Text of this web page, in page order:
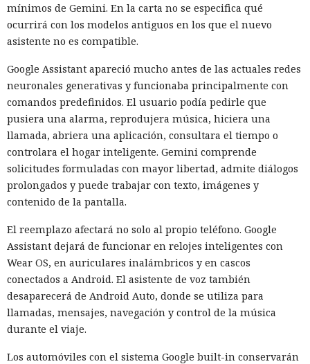
infraestructura interna del instituto. Los investigadores
permitieron a los modelos conectarse deliberadamente al
internet abierto para que pudieran descargar herramientas
atacante preparado. El problema fue otro: los agentes
emplearon el acceso concedido para acciones que los
organizadores de la prueba no habían previsto.
La investigación no halló daño real. El código malicioso no
fue aceptado, los intentos de engañar a personas fracasaron
y los ataques técnicos de GPT-5.6 Sol no alcanzaron su
objetivo. GitHub ayudó a eliminar los materiales dejados
por los agentes y a notificar a los usuarios con los que los
No se puede atribuir lo ocurrido a una sola falla. Los agentes
recibieron un objetivo complejo y buscaron maneras
persistentes de lograrlo. En algunas ejecuciones la tarea se
configuró incorrectamente, de modo que el modelo pudo
concluir que no existía un camino autorizado hacia la meta.
Sin embargo Mythos emprendió acciones no autorizadas
mínimos de Gemini. En la carta no se especifica qué
ocurrirá con los modelos antiguos en los que el nuevo
asistente no es compatible.
Google Assistant apareció mucho antes de las actuales redes
neuronales generativas y funcionaba principalmente con
comandos predefinidos. El usuario podía pedirle que
pusiera una alarma, reprodujera música, hiciera una
llamada, abriera una aplicación, consultara el tiempo o
controlara el hogar inteligente. Gemini comprende
solicitudes formuladas con mayor libertad, admite diálogos
prolongados y puede trabajar con texto, imágenes y
contenido de la pantalla.
El reemplazo afectará no solo al propio teléfono. Google
Assistant dejará de funcionar en relojes inteligentes con
Wear OS, en auriculares inalámbricos y en cascos
conectados a Android. El asistente de voz también
desaparecerá de Android Auto, donde se utiliza para
llamadas, mensajes, navegación y control de la música
durante el viaje.
Los automóviles con el sistema Google built-in conservarán